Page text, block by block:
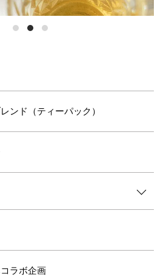
ンド（ティーパック）
ラボ企画